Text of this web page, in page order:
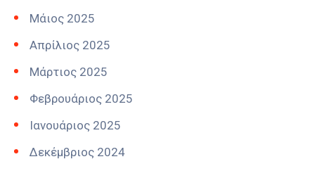
Μάιος 2025
Απρίλιος 2025
Μάρτιος 2025
Φεβρουάριος 2025
Ιανουάριος 2025
Δεκέμβριος 2024